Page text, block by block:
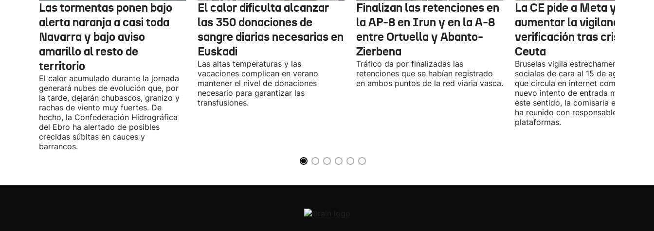
Las tormentas ponen bajo
alerta naranja a casi toda
Navarra y bajo aviso
amarillo al resto de
territorio
El calor acumulado durante la jornada
generará nubes de evolución que, por
la tarde, dejarán chubascos, granizo y
rachas de viento muy fuertes. De
hecho, la Confederación Hidrográfica
del Ebro ha alertado de posibles
crecidas súbitas en cauces y
barrancos.
El calor dificulta alcanzar
las 350 donaciones de
sangre diarias necesarias en
Euskadi
Las altas temperaturas y las
vacaciones complican en verano
mantener el nivel de donaciones
necesario para garantizar las
transfusiones.
Finalizan las retenciones en
la AP-8 en Irun y en la A-8
entre Ortuella y Abanto-
Zierbena
Tráfico da por finalizadas las
retenciones que se habían registrado
en ambos puntos de la red viaria vasca.
La CE pide a Meta y TikTok
aumentar la vigilancia y
verificación tras crisis en
Ceuta
Bruselas vigila estrechamente las
sociales de cara al 15 de agosto,
que circula en internet como posible
nuevo intento de entrada masiva. En
este sentido, la comisaria europea se
ha reunido con responsables de las
plataformas.